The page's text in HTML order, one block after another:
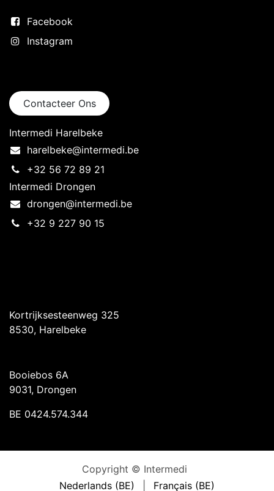
Facebook
Instagram
Contacteer Ons
Intermedi Harelbeke
harelbeke@intermedi.be
+32 56 72 89 21
Intermedi Drongen
drongen@intermedi.be
+32 9 227 90 15
Kortrijksesteenweg 325
8530, Harelbeke
Booiebos 6A
9031, Drongen
BE 0424.574.344
Copyright © Intermedi
Nederlands (BE)
Français (BE)